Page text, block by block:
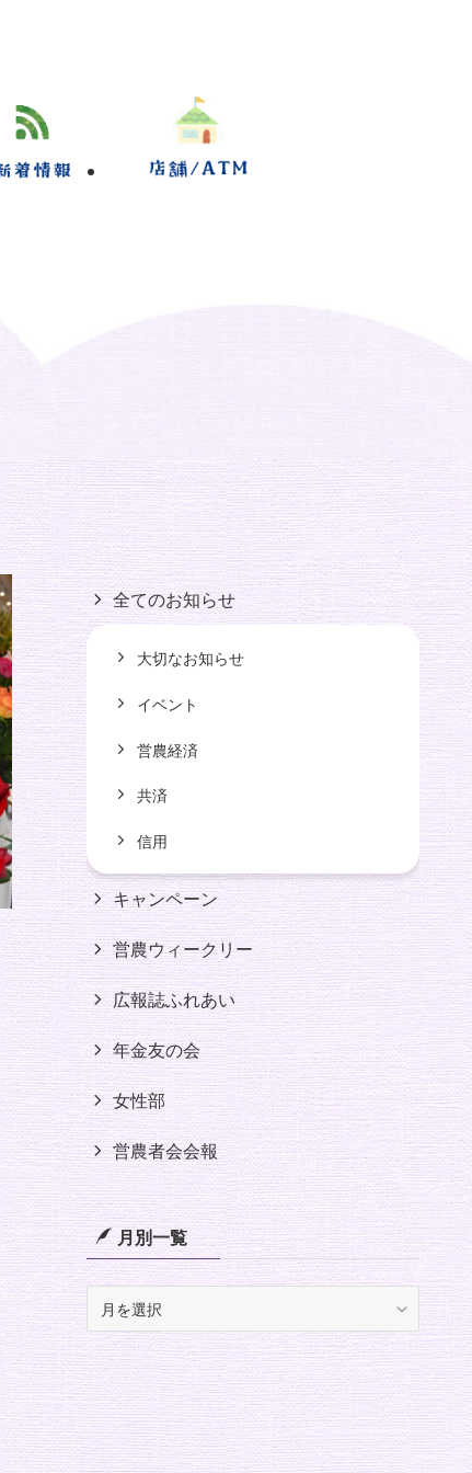
全てのお知らせ
大切なお知らせ
イベント
営農経済
共済
信用
キャンペーン
営農ウィークリー
広報誌ふれあい
年金友の会
女性部
営農者会会報
月別一覧
別
一
覧